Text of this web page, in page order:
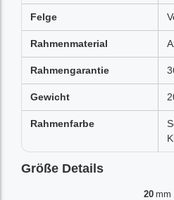
Felge
Rahmenmaterial
Rahmengarantie
Gewicht
Rahmenfarbe
Größe Details
20 mm